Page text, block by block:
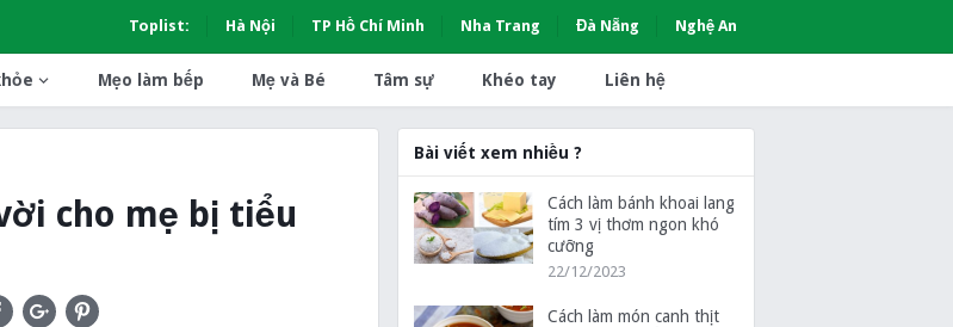
Toplist: Hà Nội TP Hồ Chí Minh Nha Trang Đà Nẵng Nghệ An
Mẹo làm bếp Mẹ và Bé Tâm sự Khéo tay Liên hệ
cho mẹ bị tiểu
Bài viết xem nhiều ?
Cách làm bánh khoai lang
tím 3 vị thơm ngon khó
cưỡng
22/12/2023
Cách làm món canh thịt